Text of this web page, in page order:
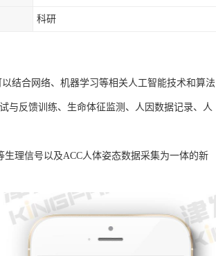
科研
结合网络、机器学习等相关人工智能技术和算法
与反馈训练、生命体征监测、人因数据记录、人
理信号以及ACC人体姿态数据采集为一体的新